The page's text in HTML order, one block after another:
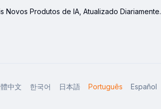
Novos Produtos de IA, Atualizado Diariamente.
中文 한국어 日本語 Português Español